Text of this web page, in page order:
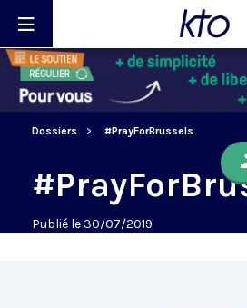
Dossiers #PrayForBrussels
Publié le 30/07/2019